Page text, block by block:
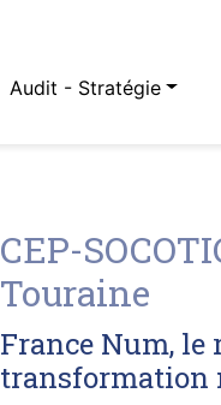
Audit - Stratégie
CEP-
Touraine
France Num, le
transformation